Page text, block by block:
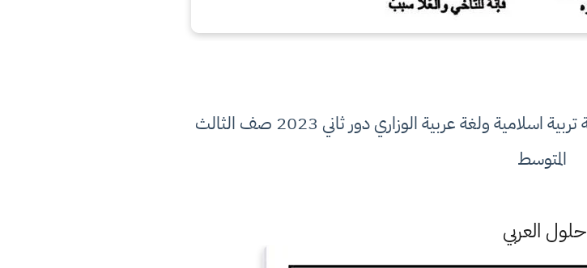
تحميل وتنزيل الاجوبة والحلول النموذجية اسئلة تربية اسلامية ولغة عربية الوزاري دور ثاني 2023 صف الثالث
المتوسط
حلول العربي